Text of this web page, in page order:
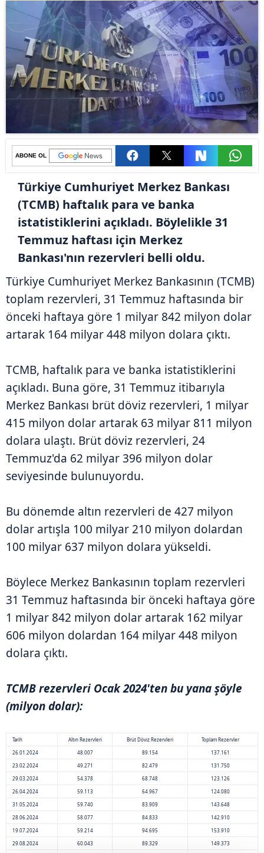
ABONE OL
Türkiye Cumhuriyet Merkez Bankası
(TCMB) haftalık para ve banka
istatistiklerini açıkladı. Böylelikle 31
Temmuz haftası için Merkez
Bankası'nın rezervleri belli oldu.
Türkiye Cumhuriyet Merkez Bankasının (TCMB)
toplam rezervleri, 31 Temmuz haftasında bir
önceki haftaya göre 1 milyar 842 milyon dolar
artarak 164 milyar 448 milyon dolara çıktı.
TCMB, haftalık para ve banka istatistiklerini
açıkladı. Buna göre, 31 Temmuz itibarıyla
Merkez Bankası brüt döviz rezervleri, 1 milyar
415 milyon dolar artarak 63 milyar 811 milyon
dolara ulaştı. Brüt döviz rezervleri, 24
Temmuz'da 62 milyar 396 milyon dolar
seviyesinde bulunuyordu.
Bu dönemde altın rezervleri de 427 milyon
dolar artışla 100 milyar 210 milyon dolardan
100 milyar 637 milyon dolara yükseldi.
Böylece Merkez Bankasının toplam rezervleri
31 Temmuz haftasında bir önceki haftaya göre
1 milyar 842 milyon dolar artarak 162 milyar
606 milyon dolardan 164 milyar 448 milyon
dolara çıktı.
TCMB rezervleri Ocak 2024'ten bu yana şöyle
(milyon dolar):
Tarih Altın Rezervleri Brüt Döviz Rezervleri
Toplam Rezervler
26.01.2024
48.007 89.154
137.161
23.02.2024
49.271 82.479
131.750
29.03.2024
54.378 68.748
123.126
26.04.2024
59.113 64.967
124.080
31.05.2024
59.740 83.909
143.648
28.06.2024
58.077 84.833
142.910
19.07.2024
59.214 94.695
153.910
29.08.2024
60.043 89.329
149.373